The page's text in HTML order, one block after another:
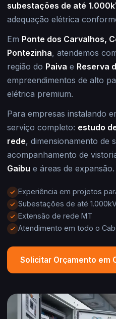
subestações de até
adequação elétrica
Em Ponte dos Carvalhos,
Pontezinha, atendemos
região do Paiva e Reserva
empreendimentos de alto
elétrica premium.
Para empresas instalando
serviço completo: estudo
rede, dimensionamento de
acompanhamento de
Gaibu e áreas de expansão.
Experiência em projetos
Subestações de até
Extensão de rede MT
Atendimento em todo o
Solicitar Orçamento em